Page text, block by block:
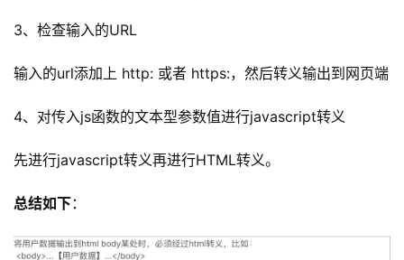
3、检查输入的URL
输入的url添加上 http: 或者 https:，然后转义输出到网页端
4、对传入js函数的文本型参数值进行javascript转义
先进行javascript转义再进行HTML转义。
总结如下：